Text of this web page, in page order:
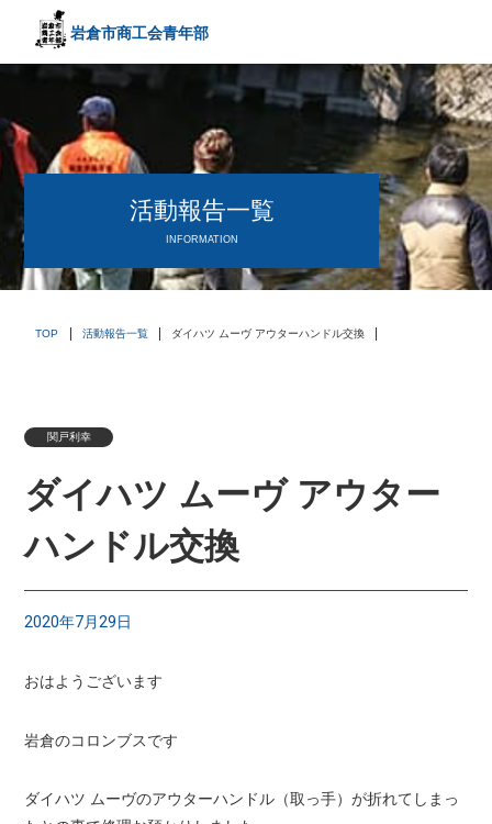
岩倉市商工会青年部
〒482－0042
愛知県岩倉市中本町西出口31-1
TEL:0587-66-3400
FAX:0587-66-3417
頑張る中小企業を応援します！
活動報告一覧
INFORMATION
TOP 活動報告一覧 ダイハツ ムーヴ アウターハンドル交換
関戸利幸
ダイハツ ムーヴ アウター
ハンドル交換
2020年7月29日
おはようございます
岩倉のコロンブスです
ダイハツ ムーヴのアウターハンドル（取っ手）が折れてしまっ